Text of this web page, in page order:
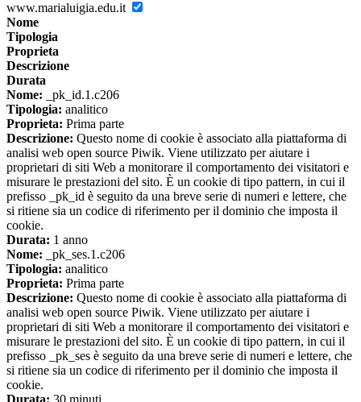
www.marialuigia.edu.it
Nome
Tipologia
Proprieta
Descrizione
Durata
Nome: _pk_id.1.c206
Tipologia: analitico
Proprieta: Prima parte
Descrizione: Questo nome di cookie è associato alla piattaforma di
analisi web open source Piwik. Viene utilizzato per aiutare i
proprietari di siti Web a monitorare il comportamento dei visitatori e
misurare le prestazioni del sito. È un cookie di tipo pattern, in cui il
prefisso _pk_id è seguito da una breve serie di numeri e lettere, che
si ritiene sia un codice di riferimento per il dominio che imposta il
cookie.
Durata: 1 anno
Nome: _pk_ses.1.c206
Tipologia: analitico
Proprieta: Prima parte
Descrizione: Questo nome di cookie è associato alla piattaforma di
analisi web open source Piwik. Viene utilizzato per aiutare i
proprietari di siti Web a monitorare il comportamento dei visitatori e
misurare le prestazioni del sito. È un cookie di tipo pattern, in cui il
prefisso _pk_ses è seguito da una breve serie di numeri e lettere, che
si ritiene sia un codice di riferimento per il dominio che imposta il
cookie.